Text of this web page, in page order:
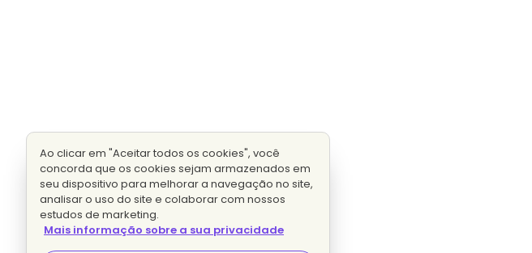
Ao clicar em "Aceitar todos os cookies", você
concorda que os cookies sejam armazenados em
seu dispositivo para melhorar a navegação no site,
analisar o uso do site e colaborar com nossos
estudos de marketing.
Mais informação sobre a sua privacidade